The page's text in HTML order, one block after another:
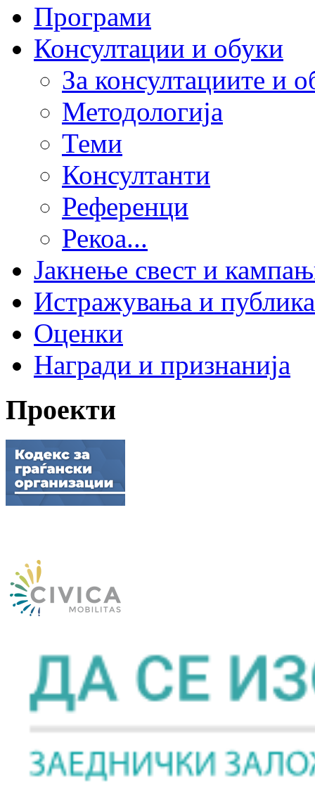
Програми
Консултации и обуки
За консултациите и
Методологија
Теми
Консултанти
Референци
Рекоа...
Јакнење свест и
Истражувања и
Оценки
Награди и признанија
Проекти